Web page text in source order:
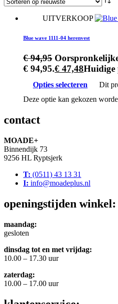
UITVERKOOP
Blue wave 1111-04 herenvest
€94,95
€ 94,95.€ 47,48Huidige
Opties selecteren
Dit
Deze optie kan gekozen
contact
MOADE+
Binnendijk 73
9256 HL Ryptsjerk
T: (0511) 43 13 31
I: info@moadeplus.nl
openingstijden winkel:
maandag:
gesloten
dinsdag tot en met vrijdag:
10.00 – 17.30 uur
zaterdag:
10.00 – 17.00 uur